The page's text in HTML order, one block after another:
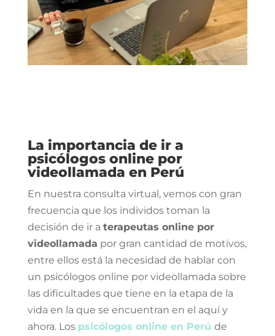
La importancia de ir a
psicólogos online por
videollamada en Perú
En nuestra consulta virtual, vemos con gran
frecuencia que los individos toman la
decisión de ir a terapeutas online por
videollamada por gran cantidad de motivos,
entre ellos está la necesidad de hablar con
un psicólogos online por videollamada sobre
las dificultades que tiene en la etapa de la
vida en la que se encuentran en el aquí y
ahora. Los psicólogos online en Perú de